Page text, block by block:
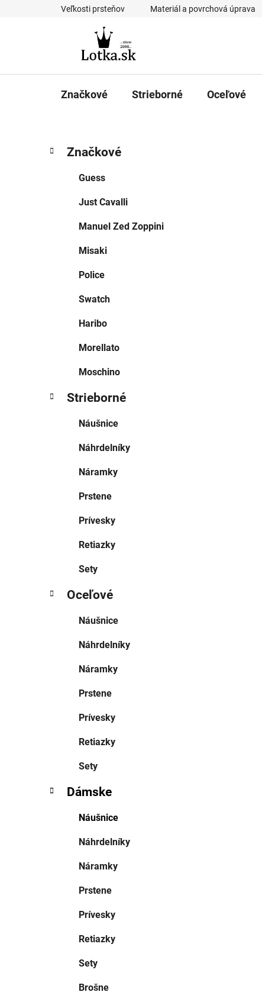
Veľkosti prsteňov Materiál a povrchová úprava
Značkové Strieborné Oceľové
B
kategórie
a
Značkové
Guess
Just Cavalli
Manuel Zed Zoppini
Misaki
Police
Swatch
Haribo
Morellato
Moschino
Strieborné
Náušnice
Náhrdelníky
Náramky
Prstene
Prívesky
Retiazky
Sety
Oceľové
Náušnice
Náhrdelníky
Náramky
Prstene
Prívesky
Retiazky
Sety
Dámske
Náušnice
Náhrdelníky
Náramky
Prstene
Prívesky
Retiazky
Sety
Brošne